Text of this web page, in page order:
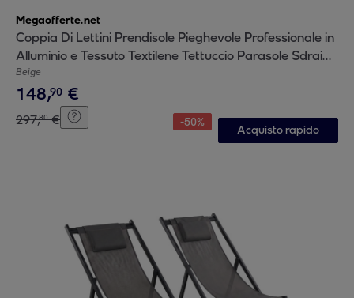
Megaofferte.net
Coppia Di Lettini Prendisole Pieghevole Professionale in
Alluminio e Tessuto Textilene Tettuccio Parasole Sdraio
Mare Spiaggia 182x60x38 cm Beige
Beige
148,90 €
297,80 € -50%
Acquisto rapido